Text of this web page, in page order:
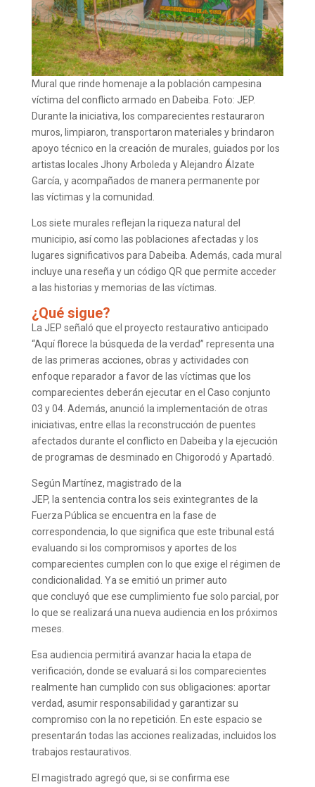
Mural que rinde homenaje a la población campesina
víctima del conflicto armado en Dabeiba. Foto: JEP.
Durante la iniciativa, los comparecientes restauraron
muros, limpiaron, transportaron materiales y brindaron
apoyo técnico en la creación de murales, guiados por los
artistas locales Jhony Arboleda y Alejandro Álzate
García, y acompañados de manera permanente por
las víctimas y la comunidad.
Los siete murales reflejan la riqueza natural del
municipio, así como las poblaciones afectadas y los
lugares significativos para Dabeiba. Además, cada mural
incluye una reseña y un código QR que permite acceder
a las historias y memorias de las víctimas.
¿Qué sigue?
La JEP señaló que el proyecto restaurativo anticipado
“Aquí florece la búsqueda de la verdad” representa una
de las primeras acciones, obras y actividades con
enfoque reparador a favor de las víctimas que los
comparecientes deberán ejecutar en el Caso conjunto
03 y 04. Además, anunció la implementación de otras
iniciativas, entre ellas la reconstrucción de puentes
afectados durante el conflicto en Dabeiba y la ejecución
de programas de desminado en Chigorodó y Apartadó.
Según Martínez, magistrado de la
JEP, la sentencia contra los seis exintegrantes de la
Fuerza Pública se encuentra en la fase de
correspondencia, lo que significa que este tribunal está
evaluando si los compromisos y aportes de los
comparecientes cumplen con lo que exige el régimen de
condicionalidad. Ya se emitió un primer auto
que concluyó que ese cumplimiento fue solo parcial, por
lo que se realizará una nueva audiencia en los próximos
meses.
Esa audiencia permitirá avanzar hacia la etapa de
verificación, donde se evaluará si los comparecientes
realmente han cumplido con sus obligaciones: aportar
verdad, asumir responsabilidad y garantizar su
compromiso con la no repetición. En este espacio se
presentarán todas las acciones realizadas, incluidos los
trabajos restaurativos.
El magistrado agregó que, si se confirma ese